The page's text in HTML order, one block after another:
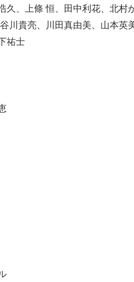
久、上條 恒、田中利花、北
川貴亮、川田真由美、山本
祐士